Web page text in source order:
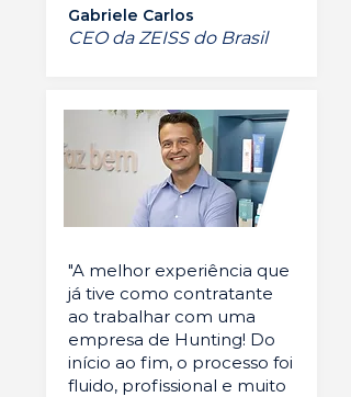
Gabriele Carlos
CEO da ZEISS do Brasil
"A melhor experiência que
já tive como contratante
ao trabalhar com uma
empresa de Hunting! Do
início ao fim, o processo foi
fluido, profissional e muito